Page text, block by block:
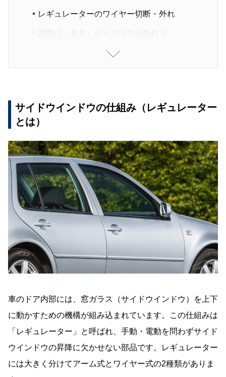
レギュレーターのワイヤー切断・外れ
窓落ちが起きてしまった時の対処法
DIY修理はできる？注意点
プロ（専門業者）に任せるメリット
的確な故障診断
確実な修理と保証
作業中のリスク回避
トータル点検
車両トラブルに関する記事はこちら
窓落ちを予防するための日頃の対策
無理な操作をしない
定期点検を欠かさない
近年の車は窓落ちしにくい？最新事情
その他の記事はこちら
サイドウインドウの仕組み（レギュレーター
とは）
車のドア内部には、窓ガラス（サイドウインドウ）を上下
に動かすための機構が組み込まれています。この仕組みは
「レギュレーター」と呼ばれ、手動・電動を問わずサイド
ウインドウの昇降に欠かせない部品です。レギュレーター
には大きく分けてアーム式とワイヤー式の2種類がありま